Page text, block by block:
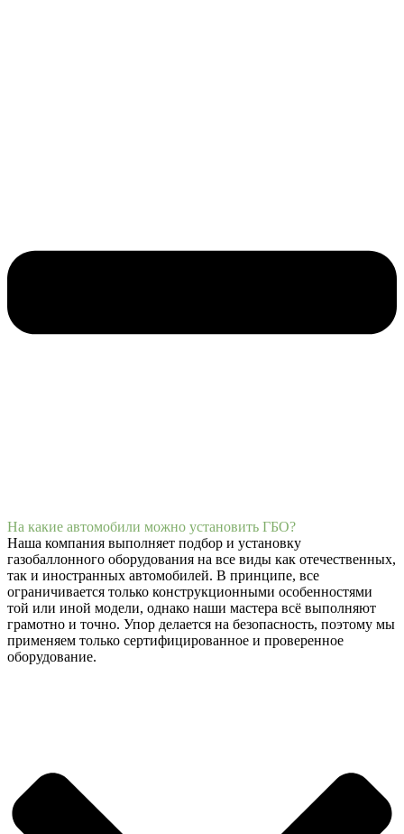
На какие автомобили можно установить ГБО?
Наша компания выполняет подбор и установку
газобаллонного оборудования на все виды как отечественных,
так и иностранных автомобилей. В принципе, все
ограничивается только конструкционными особенностями
той или иной модели, однако наши мастера всё выполняют
грамотно и точно. Упор делается на безопасность, поэтому мы
применяем только сертифицированное и проверенное
оборудование.